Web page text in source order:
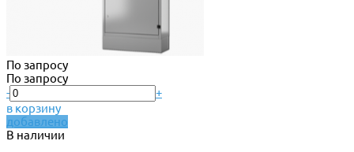
По запросу
По запросу
-
+
в корзину
добавлено
В наличии